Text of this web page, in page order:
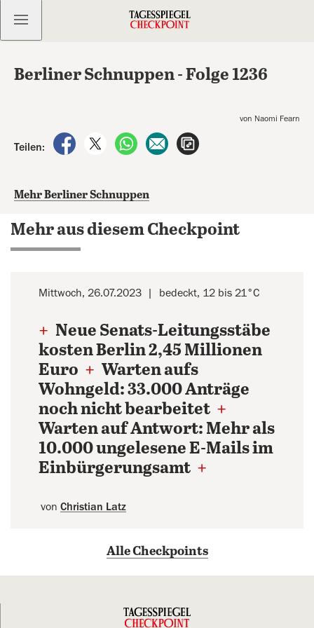
Kostenlos anmelden
Berliner Schnuppen - Folge 1236
von Naomi Fearn
Teilen:
auf Facebook teilen
auf X teilenper WhatsApp teilen
per E-Mail teilen
Mehr Berliner Schnuppen
Mehr aus diesem Checkpoint
Mittwoch, 26.07.2023 bedeckt, 12 bis 21°C
+ Neue Senats-Leitungsstäbe
kosten Berlin 2,45 Millionen
Euro + Warten aufs
Wohngeld: 33.000 Anträge
noch nicht bearbeitet +
Warten auf Antwort: Mehr als
10.000 ungelesene E-Mails im
Einbürgerungsamt +
von Christian Latz
Alle Checkpoints